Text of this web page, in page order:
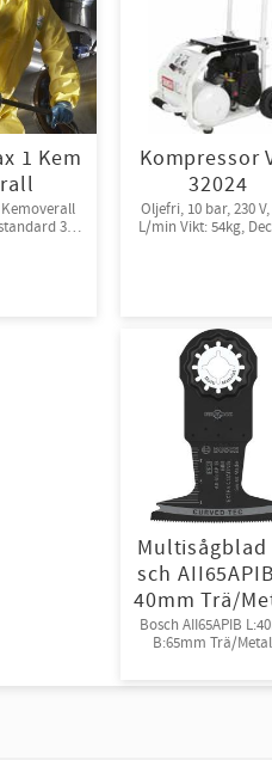
1 Kem
3-B,
Kompressor
32024
Oljefri, 10 bar, 230 V,
L/min Vikt: 54kg,
Multisågblad
sch
40mm Trä/
Bosch AII65APIB
B:65mm Trä/